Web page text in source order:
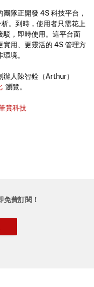
隊正開發 4S 科技平台，
。到時，使用者只需花上
駁，即時使用。這平台面
實用、更靈活的 4S 管理方
境。
辦人陳智銓（Arthur）
瀏覽。
賞科技
免費訂閱！